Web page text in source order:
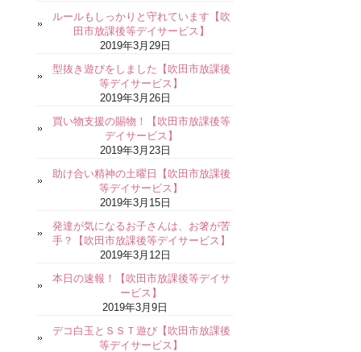
ルールもしっかりと守れています【吹
田市放課後等デイサービス】
2019年3月29日
型抜き遊びをしました【吹田市放課後
等デイサービス】
2019年3月26日
買い物支援の賜物！【吹田市放課後等
デイサービス】
2019年3月23日
助け合い精神の土曜日【吹田市放課後
等デイサービス】
2019年3月15日
発達が気になるお子さんは、お箸が苦
手？【吹田市放課後等デイサービス】
2019年3月12日
本日の速報！【吹田市放課後等デイサ
ービス】
2019年3月9日
デコ白玉とＳＳＴ遊び【吹田市放課後
等デイサービス】